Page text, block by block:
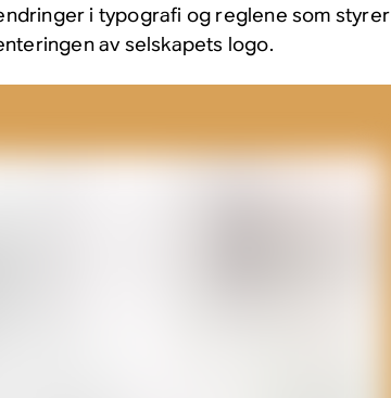
i typografi og reglene som styrer
av selskapets logo.